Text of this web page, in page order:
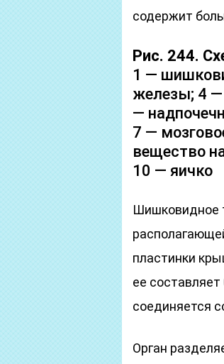
содержит
Рис. 244.
1 —
железы; 4 —
—
7 —
вещество
10 — яичко
Шишковидное
пластинки
ее
соединяется
Орган